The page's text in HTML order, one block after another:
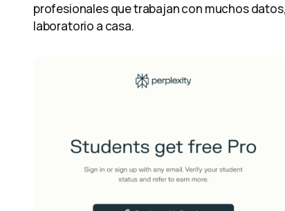
profesionales que trabajan con muchos
laboratorio a casa.